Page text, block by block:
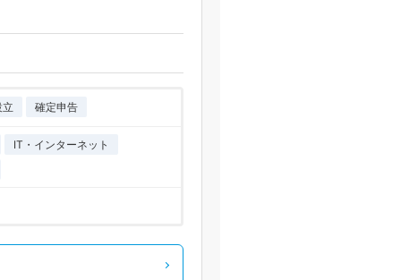
確定申告
IT・インターネット